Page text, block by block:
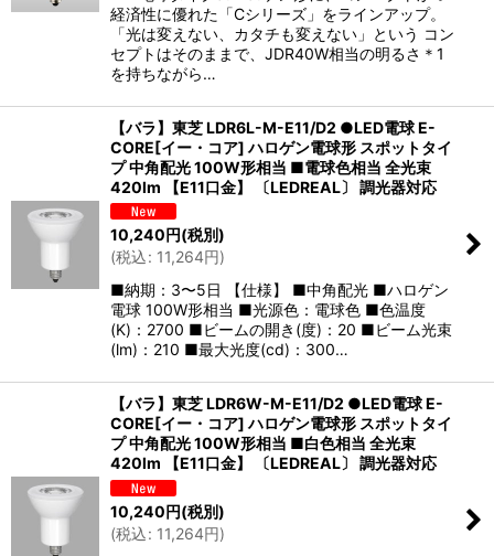
経済性に優れた「Cシリーズ」をラインアップ。
「光は変えない、カタチも変えない」という コン
セプトはそのままで、JDR40W相当の明るさ＊1
を持ちながら…
【バラ】東芝 LDR6L-M-E11/D2 ●LED電球 E-
CORE[イー・コア] ハロゲン電球形 スポットタイ
プ 中角配光 100W形相当 ■電球色相当 全光束
420lm 【E11口金】 〔LEDREAL〕 調光器対応
10,240円(税別)
(税込: 11,264円)
■納期：3〜5日 【仕様】 ■中角配光 ■ハロゲン
電球 100W形相当 ■光源色：電球色 ■色温度
(K)：2700 ■ビームの開き(度)：20 ■ビーム光束
(lm)：210 ■最大光度(cd)：300…
【バラ】東芝 LDR6W-M-E11/D2 ●LED電球 E-
CORE[イー・コア] ハロゲン電球形 スポットタイ
プ 中角配光 100W形相当 ■白色相当 全光束
420lm 【E11口金】 〔LEDREAL〕 調光器対応
10,240円(税別)
(税込: 11,264円)